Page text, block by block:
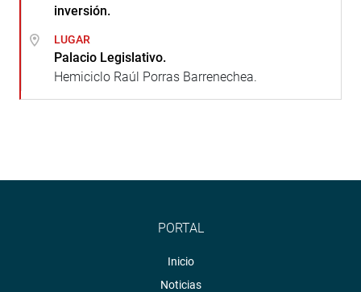
inversión.
LUGAR
Palacio Legislativo.
Hemiciclo Raúl Porras Barrenechea.
PORTAL
Inicio
Noticias